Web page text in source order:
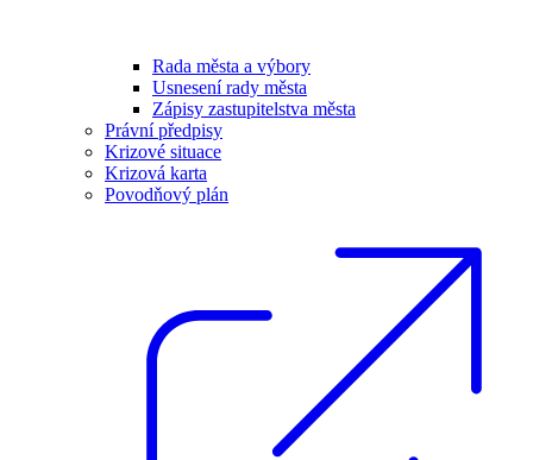
Rada města a výbory
Usnesení rady města
Zápisy zastupitelstva města
Právní předpisy
Krizové situace
Krizová karta
Povodňový plán